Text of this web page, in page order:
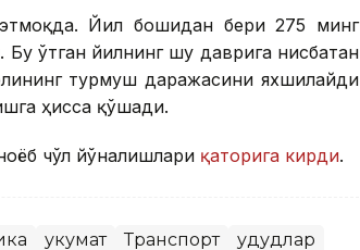
Йил бошидан бери 275 минг
ўтган йилнинг шу даврига нисбатан
турмуш даражасини яхшилайди
ҳисса қўшади.
чўл йўналишлари қаторига кирди.
Ҳукумат Транспорт
Ҳудудлар